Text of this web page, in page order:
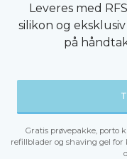
Leveres med
silikon og
på
Gratis prøvepakke, porto
refillblader og shaving gel